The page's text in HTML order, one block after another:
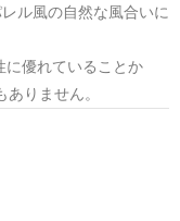
ル風の自然な風合いに
に優れていることか
りません。